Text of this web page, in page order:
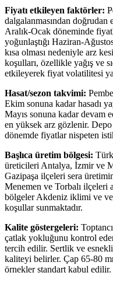
Fiyatı etkileyen faktörler:
dalgalanmasından doğrudan
Aralık-Ocak döneminde
yoğunlaştığı Haziran-
kısa olması nedeniyle arz
koşulları, özellikle yağış ve
etkileyerek fiyat volatilitesi
Hasat/sezon takvimi:
Ekim sonuna kadar hasadı
Mayıs sonuna kadar devam
en yüksek arz gözlenir.
dönemde fiyatlar nispeten
Başlıca üretim bölgesi:
üreticileri Antalya, İzmir ve
Gazipaşa ilçeleri sera
Menemen ve Torbalı ilçeleri
bölgeler Akdeniz iklimi ve
koşullar sunmaktadır.
Kalite göstergeleri:
çatlak yokluğunu kontrol
tercih edilir. Sertlik ve
kaliteyi belirler. Çap 65-80
örnekler standart kabul edilir.